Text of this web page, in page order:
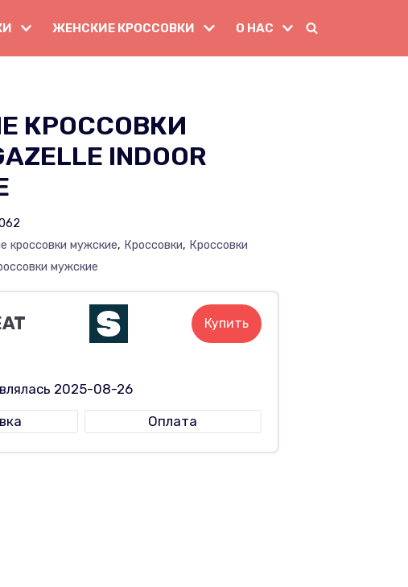
ЖЕНСКИЕ КРОССОВКИ О НАС
КРОССОВКИ
INDOOR
кроссовки мужские, Кроссовки, Кроссовки
мужские
Купить
2025-08-26
Оплата